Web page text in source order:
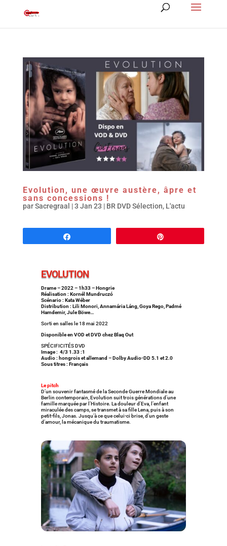
Evolution, une œuvre austère, âpre et
sans concessions !
parSacregraal |3 Jan 23 | BR DVD Sélection, L'actu
EVOLUTION
Drame – 2022 – 1h33 – Hongrie
Réalisation : Kornél Mundruczó
Scénario : Kata Wéber
Distribution : Lili Monori, Annamária Láng, Goya Rego, Padmé
Hamdemir, Jule Böwe…
Sorti en salles le 18 mai 2022
Disponible en VOD et DVD chez Blaq Out
SPÉCIFICITÉS DVD
Image : 4/3 1.33 :1
Audio : hongrois et allemand – Dolby Audio-DD 5.1 et 2.0
Sous titres : Français
Le pitch
D’un souvenir fantasmé de la Seconde Guerre Mondiale au
Berlin contemporain, Evolution suit trois générations d’une
famille marquée par l’Histoire. La douleur d’Eva, l’enfant
miraculée des camps, se transmet à sa fille Lena, puis à son
petit-fils, Jonas. Jusqu’à ce que celui-ci brise, d’un geste
d’amour, la mécanique du traumatisme.